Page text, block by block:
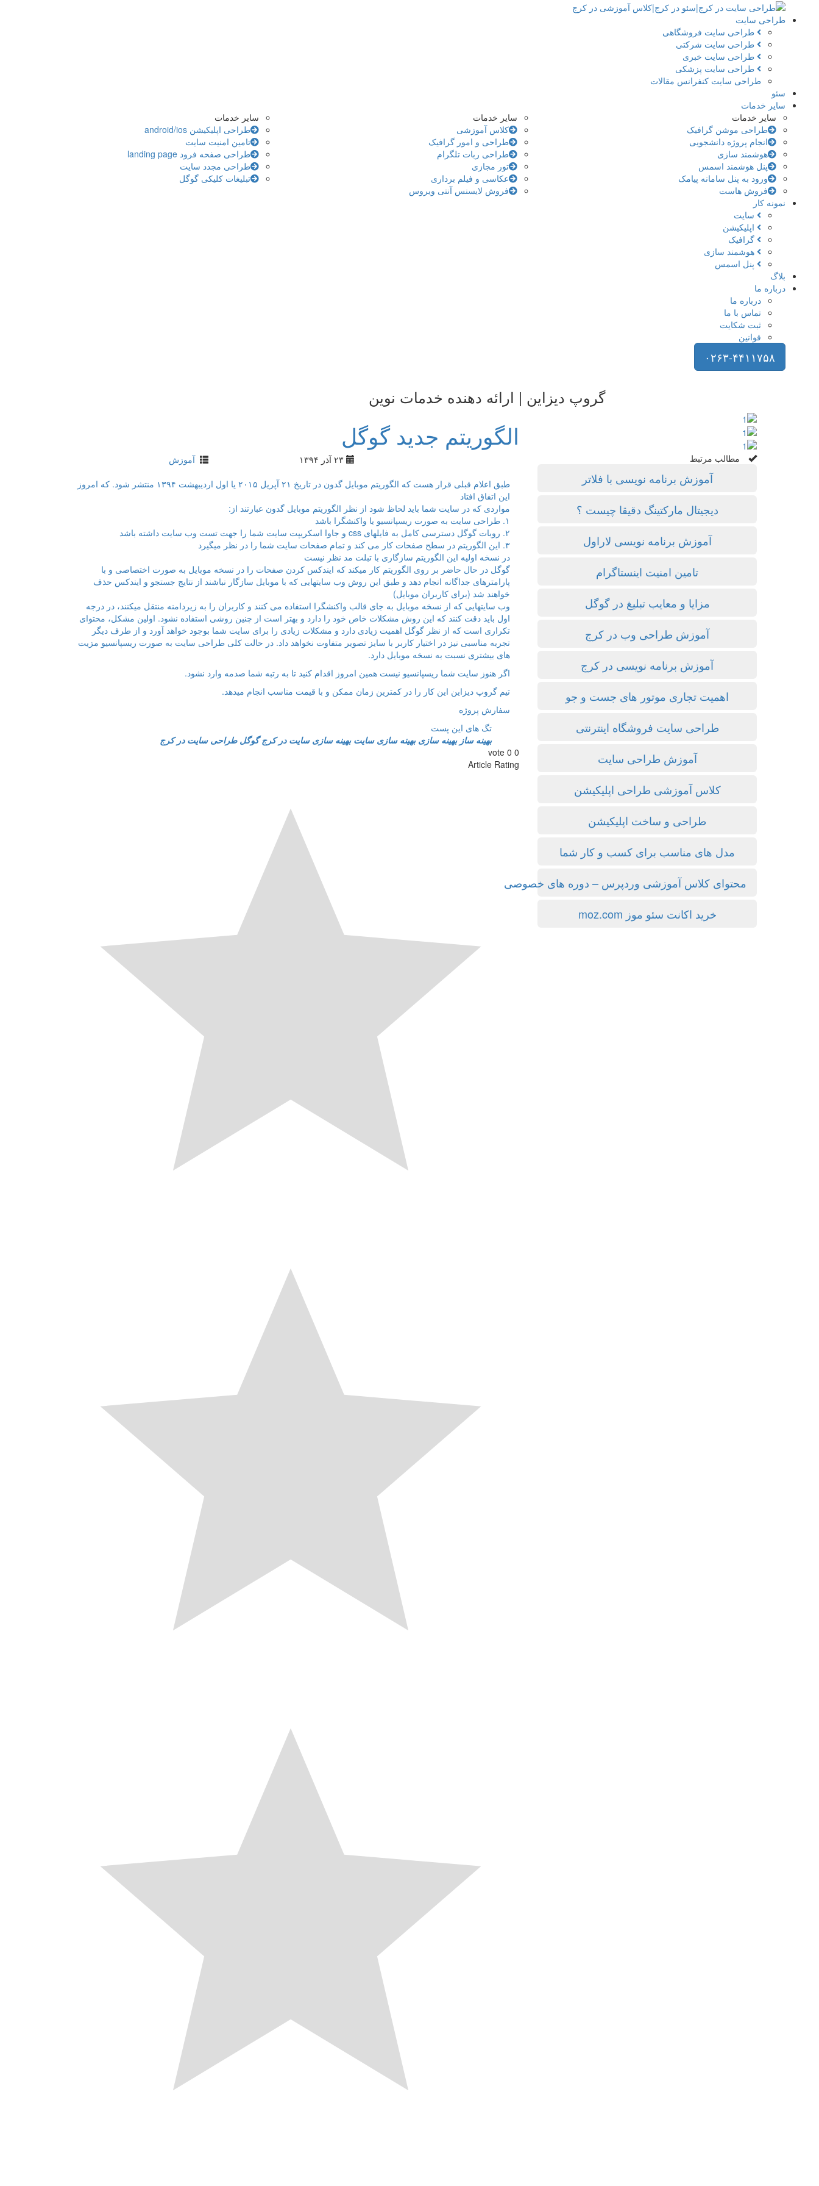
طراحی سایت
طراحی سایت فروشگاهی
طراحی سایت شرکتی
طراحی سایت خبری
طراحی سایت پزشکی
طراحی سایت کنفرانس مقالات
سئو
سایر خدمات
سایر خدمات
طراحی اپلیکیشن android/ios
تامین امنیت سایت
طراحی صفحه فرود landing page
طراحی مجدد سایت
تبلیغات کلیکی گوگل
سایر خدمات
کلاس آموزشی
طراحی و امور گرافیک
طراحی ربات تلگرام
تور مجازی
عکاسی و فیلم برداری
فروش لایسنس آنتی ویروس
سایر خدمات
طراحی موشن گرافیک
انجام پروژه دانشجویی
هوشمند سازی
پنل هوشمند اسمس
ورود به پنل سامانه پیامک
فروش هاست
نمونه کار
سایت
اپلیکیشن
گرافیک
هوشمند سازی
پنل اسمس
بلاگ
درباره ما
درباره ما
تماس با ما
ثبت شکایت
قوانین
۰۲۶۳-۴۴۱۱۷۵۸
گروپ دیزاین | ارائه دهنده خدمات نوین
الگوریتم جدید گوگل
آموزش
طبق اعلام قبلی قرار هست که الگوریتم موبایل گدون در تاریخ ۲۱ آپریل ۲۰۱۵ یا اول اردیبهشت ۱۳۹۴ منتشر شود. که امروز
این اتفاق افتاد
مواردی که در سایت شما باید لحاظ شود از نظر الگوریتم موبایل گدون عبارتند از:
۱. طراحی سایت به صورت ریسپانسیو یا واکنشگرا باشد
۲. روبات گوگل دسترسی کامل به فایلهای css و جاوا اسکریپت سایت شما را جهت تست وب سایت داشته باشد
۳. این الگوریتم در سطح صفحات کار می کند و تمام صفحات سایت شما را در نظر میگیرد
در نسخه اولیه این الگوریتم سازگاری با تبلت مد نظر نیست
گوگل در حال حاضر بر روی الگوریتم کار میکند که ایندکس کردن صفحات را در نسخه موبایل به صورت اختصاصی و با
پارامترهای جداگانه انجام دهد و طبق این روش وب سایتهایی که با موبایل سازگار نباشند از نتایج جستجو و ایندکس حذف
خواهند شد (برای کاربران موبایل)
وب سایتهایی که از نسخه موبایل به جای قالب واکنشگرا استفاده می کنند و کاربران را به زیردامنه منتقل میکنند، در درجه
اول باید دقت کنند که این روش مشکلات خاص خود را دارد و بهتر است از چنین روشی استفاده نشود. اولین مشکل، محتوای
تکراری است که از نظر گوگل اهمیت زیادی دارد و مشکلات زیادی را برای سایت شما بوجود خواهد آورد و از طرف دیگر
تجربه مناسبی نیز در اختیار کاربر با سایز تصویر متفاوت نخواهد داد. در حالت کلی طراحی سایت به صورت ریسپانسیو مزیت
های بیشتری نسبت به نسخه موبایل دارد.
اگر هنوز سایت شما ریسپانسیو نیست همین امروز اقدام کنید تا به رتبه شما صدمه وارد نشود.
تیم گروپ دیزاین این کار را در کمترین زمان ممکن و با قیمت مناسب انجام میدهد.
سفارش پروژه
تگ های این پست
بهینه ساز بهینه سازی بهینه سازی سایت بهینه سازی سایت در کرج گوگل طراحی سایت در کرج
0
0
vote
Article Rating
مطالب مرتبط
آموزش برنامه نویسی با فلاتر
دیجیتال مارکتینگ دقیقا چیست ؟
آموزش برنامه نویسی لاراول
تامین امنیت اینستاگرام
مزایا و معایب تبلیغ در گوگل
آموزش طراحی وب در کرج
آموزش برنامه نویسی در کرج
اهمیت تجاری موتور های جست و جو
طراحی سایت فروشگاه اینترنتی
آموزش طراحی سایت
کلاس آموزشی طراحی اپلیکیشن
طراحی و ساخت اپلیکیشن
مدل های مناسب برای کسب و کار شما
محتوای کلاس آموزشی وردپرس – دوره های خصوصی
خرید اکانت سئو موز moz.com